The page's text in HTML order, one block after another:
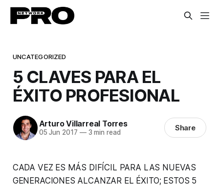
UNCATEGORIZED
5 CLAVES PARA EL
ÉXITO PROFESIONAL
Arturo Villarreal Torres
05 Jun 2017 —3 min read Share
CADA VEZ ES MÁS DIFÍCIL PARA LAS NUEVAS
GENERACIONES ALCANZAR EL ÉXITO; ESTOS 5